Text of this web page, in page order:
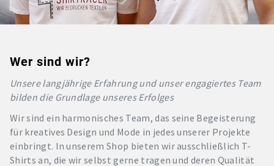
Wer sind wir?
Unsere langjährige Erfahrung und unser engagiertes Team
bilden die Grundlage unseres Erfolges
Wir sind ein harmonisches Team, das seine Begeisterung
für kreatives Design und Mode in jedes unserer Projekte
einbringt. In unserem Shop bieten wir ausschließlich T-
Shirts an, die wir selbst gerne tragen und deren Qualität